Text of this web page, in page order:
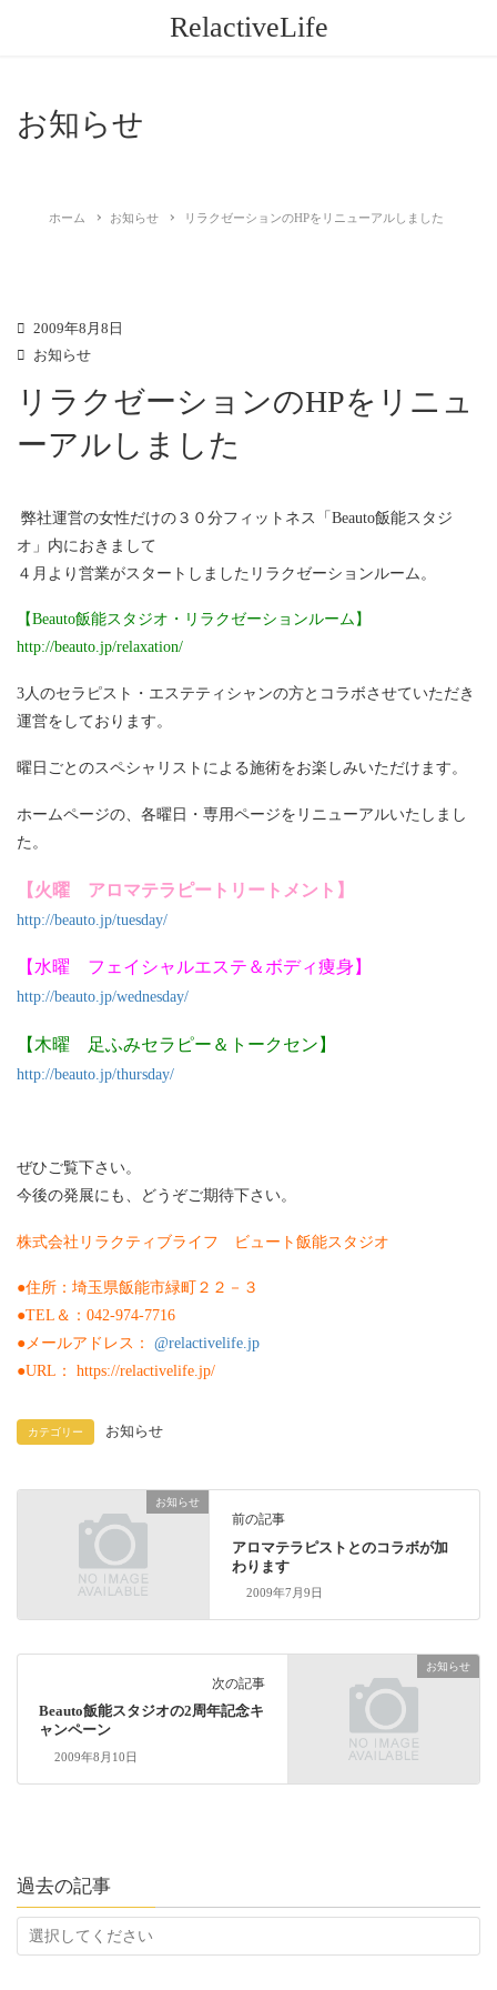
RelactiveLife
お知らせ
ホーム お知らせ リラクゼーションのHPをリニューアルしました
2009年8月8日
お知らせ
リラクゼーションのHPをリニュ
ーアルしました
弊社運営の女性だけの３０分フィットネス「Beauto飯能スタジ
オ」内におきまして
４月より営業がスタートしましたリラクゼーションルーム。
【Beauto飯能スタジオ・リラクゼーションルーム】
http://beauto.jp/relaxation/
3人のセラピスト・エステティシャンの方とコラボさせていただき
運営をしております。
曜日ごとのスペシャリストによる施術をお楽しみいただけます。
ホームページの、各曜日・専用ページをリニューアルいたしまし
た。
【火曜 アロマテラピートリートメント】
http://beauto.jp/tuesday/
【水曜 フェイシャルエステ＆ボディ痩身】
http://beauto.jp/wednesday/
【木曜 足ふみセラピー＆トークセン】
http://beauto.jp/thursday/
ぜひご覧下さい。
今後の発展にも、どうぞご期待下さい。
株式会社リラクティブライフ ビュート飯能スタジオ
●住所：埼玉県飯能市緑町２２－３
●TEL＆：042-974-7716
●メールアドレス： @relactivelife.jp
●URL： https://relactivelife.jp/
カテゴリー お知らせ
お知らせ
前の記事
アロマテラピストとのコラボが加
わります
2009年7月9日
お知らせ
次の記事
Beauto飯能スタジオの2周年記念キ
ャンペーン
2009年8月10日
過去の記事